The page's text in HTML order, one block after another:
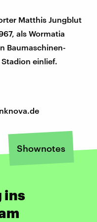
Matthis Jungblut
als Wormatia
Baumaschinen-
einlief.
Shownotes
ins